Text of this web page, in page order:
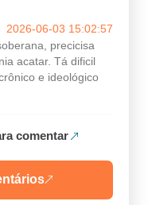
2026-06-03 15:02:57
precicisa
acatar. Tá dificil
e ideológico
comentar